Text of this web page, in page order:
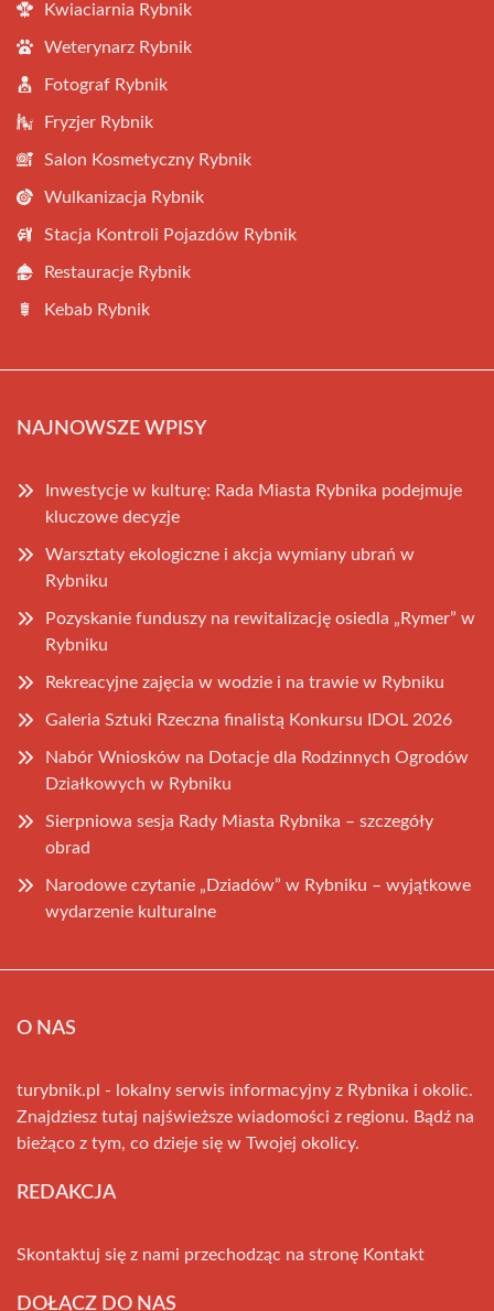
Kwiaciarnia Rybnik
Weterynarz Rybnik
Fotograf Rybnik
Fryzjer Rybnik
Salon Kosmetyczny Rybnik
Wulkanizacja Rybnik
Stacja Kontroli Pojazdów Rybnik
Restauracje Rybnik
Kebab Rybnik
NAJNOWSZE WPISY
Inwestycje w kulturę: Rada Miasta Rybnika podejmuje
kluczowe decyzje
Warsztaty ekologiczne i akcja wymiany ubrań w
Rybniku
Pozyskanie funduszy na rewitalizację osiedla „Rymer” w
Rybniku
Rekreacyjne zajęcia w wodzie i na trawie w Rybniku
Galeria Sztuki Rzeczna finalistą Konkursu IDOL 2026
Nabór Wniosków na Dotacje dla Rodzinnych Ogrodów
Działkowych w Rybniku
Sierpniowa sesja Rady Miasta Rybnika – szczegóły
obrad
Narodowe czytanie „Dziadów” w Rybniku – wyjątkowe
wydarzenie kulturalne
O NAS
turybnik.pl - lokalny serwis informacyjny z Rybnika i okolic.
Znajdziesz tutaj najświeższe wiadomości z regionu. Bądź na
bieżąco z tym, co dzieje się w Twojej okolicy.
REDAKCJA
Skontaktuj się z nami przechodząc na stronę Kontakt
DOŁĄCZ DO NAS